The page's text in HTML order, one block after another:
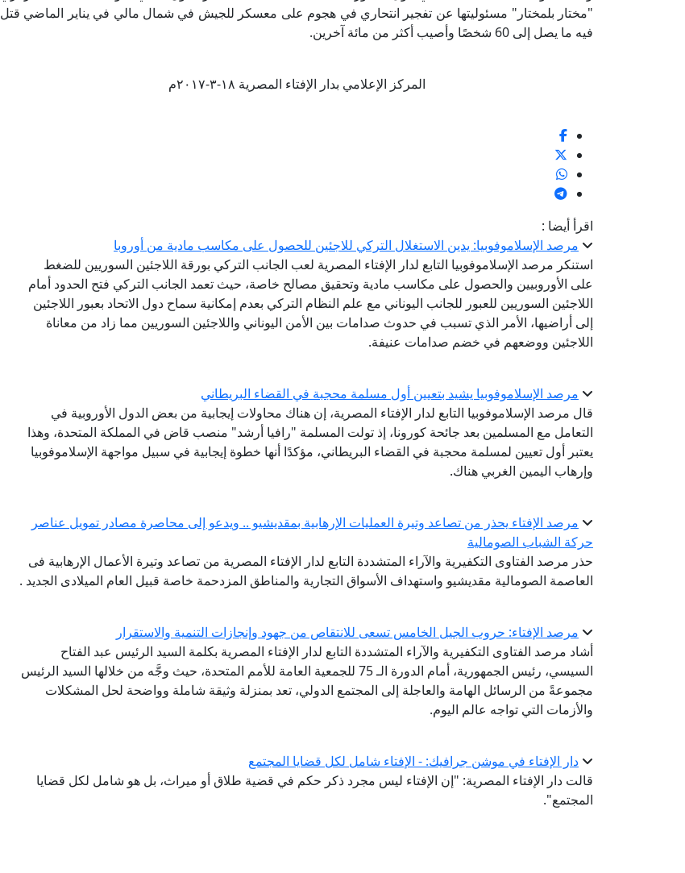
"مختار بلمختار" مسئوليتها عن تفجير انتحاري في هجوم على معسكر للجيش في شمال مالي في يناير الماضي قتل
فيه ما يصل إلى 60 شخصًا وأصيب أكثر من مائة آخرين.
المركز الإعلامي بدار الإفتاء المصرية ١٨-٣-٢٠١٧م
اقرأ أيضا :
مرصد الإسلاموفوبيا: يدين الاستغلال التركي للاجئين للحصول على مكاسب مادية من أوروبا
استنكر مرصد الإسلاموفوبيا التابع لدار الإفتاء المصرية لعب الجانب التركي بورقة اللاجئين السوريين للضغط
على الأوروبيين والحصول على مكاسب مادية وتحقيق مصالح خاصة، حيث تعمد الجانب التركي فتح الحدود أمام
اللاجئين السوريين للعبور للجانب اليوناني مع علم النظام التركي بعدم إمكانية سماح دول الاتحاد بعبور اللاجئين
إلى أراضيها، الأمر الذي تسبب في حدوث صدامات بين الأمن اليوناني واللاجئين السوريين مما زاد من معاناة
اللاجئين ووضعهم في خضم صدامات عنيفة.
مرصد الإسلاموفوبيا يشيد بتعيين أول مسلمة محجبة في القضاء البريطاني
قال مرصد الإسلاموفوبيا التابع لدار الإفتاء المصرية، إن هناك محاولات إيجابية من بعض الدول الأوروبية في
التعامل مع المسلمين بعد جائحة كورونا، إذ تولت المسلمة "رافيا أرشد" منصب قاض في المملكة المتحدة، وهذا
يعتبر أول تعيين لمسلمة محجبة في القضاء البريطاني، مؤكدًا أنها خطوة إيجابية في سبيل مواجهة الإسلاموفوبيا
وإرهاب اليمين الغربي هناك.
مرصد الإفتاء يحذر من تصاعد وتيرة العمليات الإرهابية بمقديشيو .. ويدعو إلى محاصرة مصادر تمويل عناصر
حركة الشباب الصومالية
حذر مرصد الفتاوى التكفيرية والآراء المتشددة التابع لدار الإفتاء المصرية من تصاعد وتيرة الأعمال الإرهابية فى
العاصمة الصومالية مقديشيو واستهداف الأسواق التجارية والمناطق المزدحمة خاصة قبيل العام الميلادى الجديد .
مرصد الإفتاء: حروب الجيل الخامس تسعى للانتقاص من جهود وإنجازات التنمية والاستقرار
أشاد مرصد الفتاوى التكفيرية والآراء المتشددة التابع لدار الإفتاء المصرية بكلمة السيد الرئيس عبد الفتاح
السيسي، رئيس الجمهورية، أمام الدورة الـ 75 للجمعية العامة للأمم المتحدة، حيث وجَّه من خلالها السيد الرئيس
مجموعةً من الرسائل الهامة والعاجلة إلى المجتمع الدولي، تعد بمنزلة وثيقة شاملة وواضحة لحل المشكلات
والأزمات التي تواجه عالم اليوم.
دار الإفتاء في موشن جرافيك: - الإفتاء شامل لكل قضايا المجتمع
قالت دار الإفتاء المصرية: "إن الإفتاء ليس مجرد ذكر حكم في قضية طلاق أو ميراث، بل هو شامل لكل قضايا
المجتمع".